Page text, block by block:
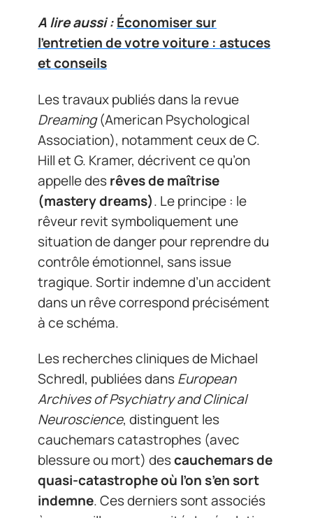
A lire aussi :Économiser sur
l'entretien de votre voiture : astuces
et conseils
Les travaux publiés dans la revue
Dreaming(American Psychological
Association), notamment ceux de C.
Hill et G. Kramer, décrivent ce qu’on
appelle desrêves de maîtrise
(mastery dreams). Le principe : le
rêveur revit symboliquement une
situation de danger pour reprendre du
contrôle émotionnel, sans issue
tragique. Sortir indemne d’un accident
dans un rêve correspond précisément
à ce schéma.
Les recherches cliniques de Michael
Schredl, publiées dansEuropean
Archives of Psychiatry and Clinical
Neuroscience, distinguent les
cauchemars catastrophes (avec
blessure ou mort) descauchemars de
quasi-catastrophe où l’on s’en sort
indemne. Ces derniers sont associés